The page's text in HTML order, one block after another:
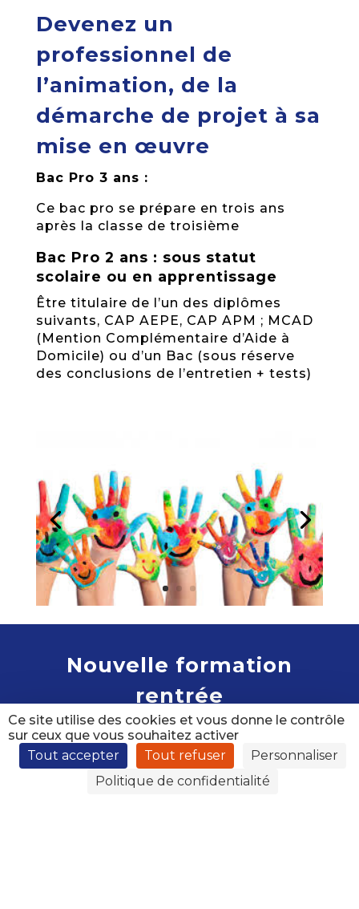
Devenez un
professionnel de
l’animation, de la
démarche de projet à sa
mise en œuvre
Bac Pro 3 ans :
Ce bac pro se prépare en trois ans
après la classe de troisième
Bac Pro 2 ans : sous statut
scolaire ou en apprentissage
Être titulaire de l’un des diplômes
suivants, CAP AEPE, CAP APM ; MCAD
(Mention Complémentaire d’Aide à
Domicile) ou d’un Bac (sous réserve
des conclusions de l’entretien + tests)
Nouvelle formation
rentrée
Ce site utilise des cookies et vous donne le contrôle
sur ceux que vous souhaitez activer
Tout accepter
Tout refuser
Personnaliser
Politique de confidentialité